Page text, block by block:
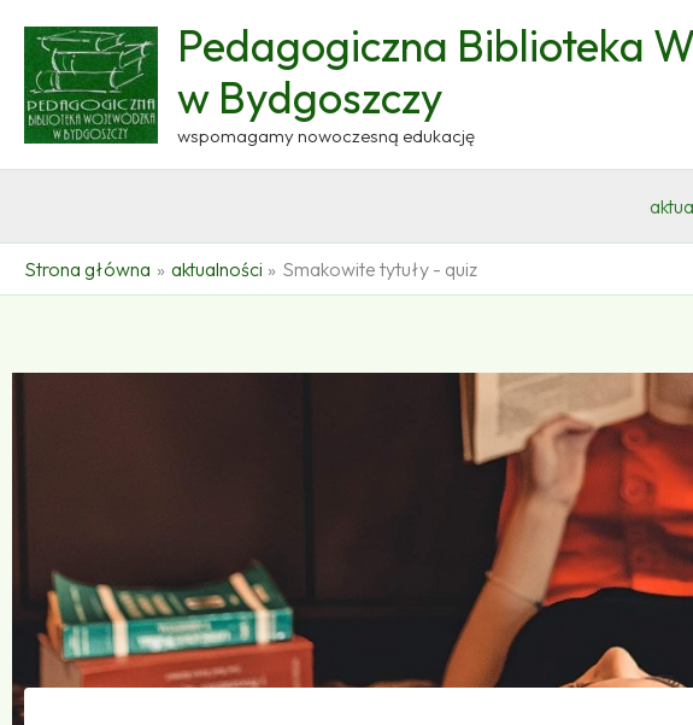
treści
Pedagogiczna Biblioteka
w Bydgoszczy
wspomagamy nowoczesną edukację
Strona główna aktualności Smakowite tytuły - quiz